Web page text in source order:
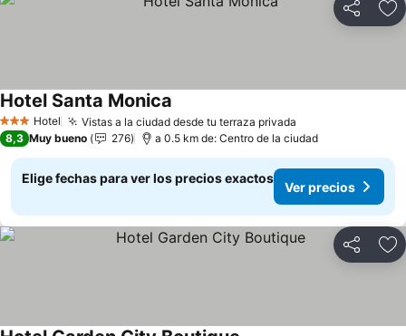
Compartir
3 Estrellas
Hotel Vistas a la ciudad desde tu terraza privada
Hotel Santa Monica
8,3 Muy bueno 276 a 0.5 km de: Centro de la ciudad
Elige fechas para ver los precios exactos
Ver precios
Compartir